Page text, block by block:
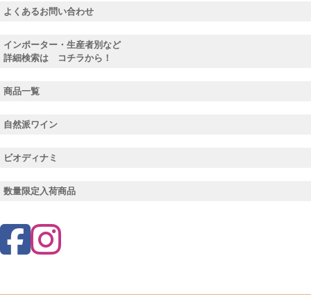
よくあるお問い合わせ
インポーター・生産者別など
詳細検索は コチラから！
商品一覧
自然派ワイン
ビオディナミ
数量限定入荷商品